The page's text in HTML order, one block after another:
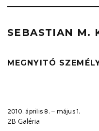
SEBASTIAN M.
MEGNYITÓ
2010. április 8. ‒ május 1.
2B Galéria